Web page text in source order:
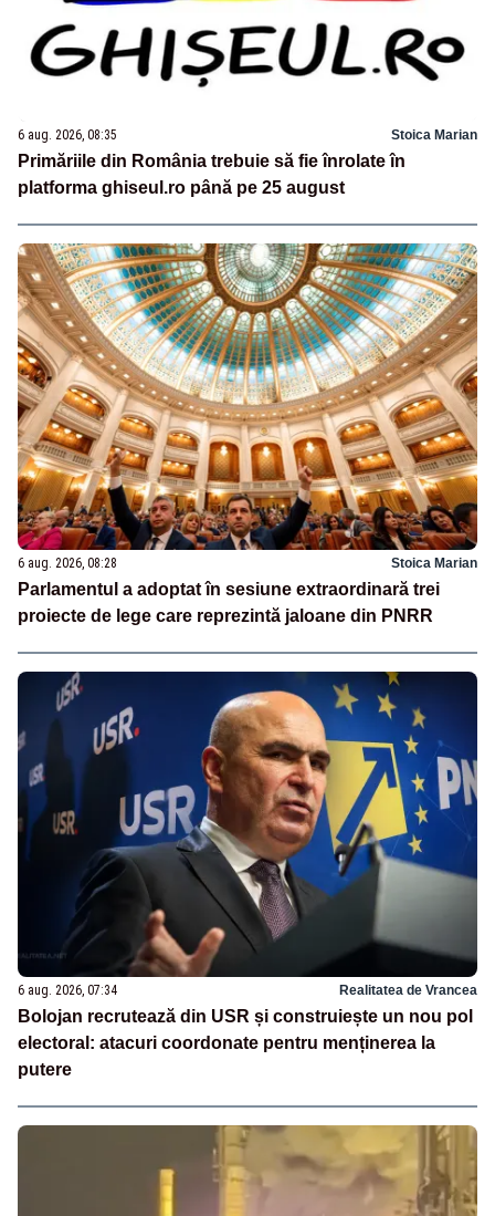
6 aug. 2026, 08:35 Stoica Marian
Primăriile din România trebuie să fie înrolate în
platforma ghiseul.ro până pe 25 august
6 aug. 2026, 08:28 Stoica Marian
Parlamentul a adoptat în sesiune extraordinară trei
proiecte de lege care reprezintă jaloane din PNRR
6 aug. 2026, 07:34 Realitatea de Vrancea
Bolojan recrutează din USR și construiește un nou pol
electoral: atacuri coordonate pentru menținerea la
putere